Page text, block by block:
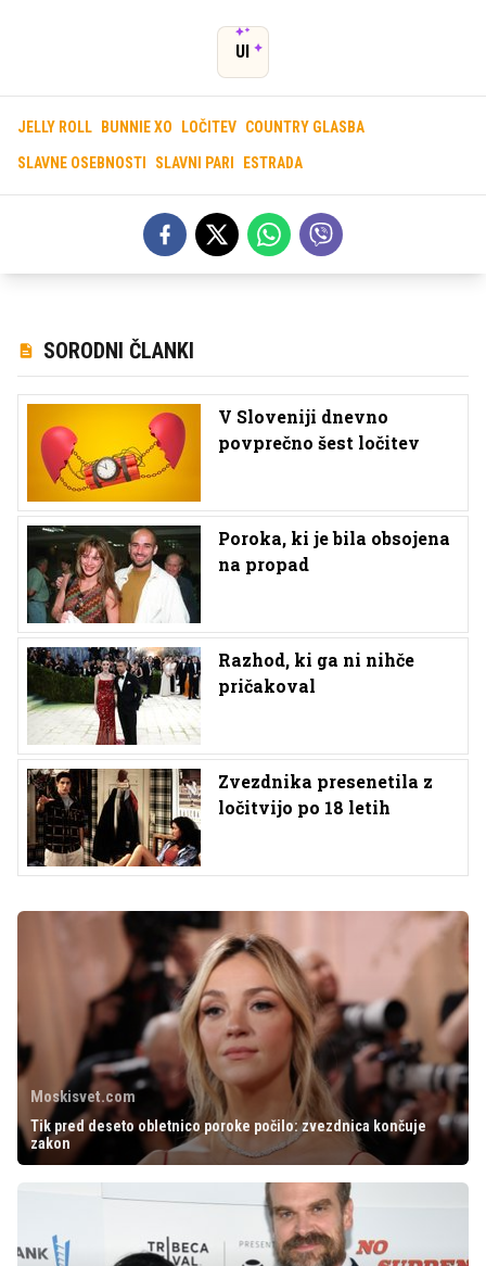
UI
JELLY ROLL BUNNIE XO LOČITEV COUNTRY GLASBA
SLAVNE OSEBNOSTI SLAVNI PARI ESTRADA
SORODNI ČLANKI
V Sloveniji dnevno
povprečno šest ločitev
Poroka, ki je bila obsojena
na propad
Razhod, ki ga ni nihče
pričakoval
Zvezdnika presenetila z
ločitvijo po 18 letih
Moskisvet.com
Tik pred deseto obletnico poroke počilo: zvezdnica končuje
zakon